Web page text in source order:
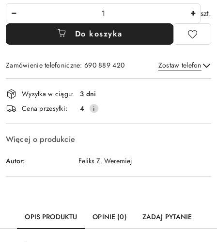
szt.
Do koszyka
Zamówienie telefoniczne: 690 889 420 Zostaw telefon
Wyślij
Dostępność
i
dostawa
Wysyłka w ciągu:
3 dni
Cena przesyłki:
4
Więcej o produkcie
Autor: Feliks Z. Weremiej
OPIS PRODUKTU OPINIE (0) ZADAJ PYTANIE